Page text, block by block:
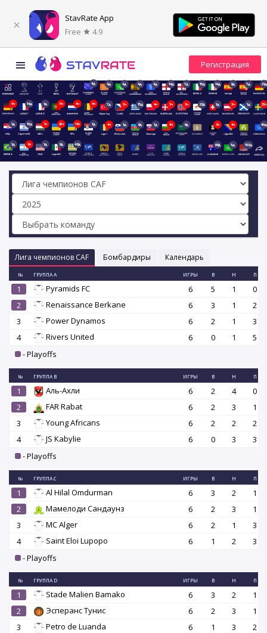
StavRate App
Free
4.9
4д 4д 4д 4д 4д 14д 7д 15д 14д 8д 7д 21д
4ч 14д 1д 5ч 4ч 4ч 7д 3ч 15д 4ч 3ч 3ч 22д 1д 3ч 1д 23ч
1д 15д 1ч 20ч 19ч 1д 4ч 1д 8д 1д 4ч 6д 9ч 4ч 40д
1д 8ч 1д 8д 48д 69д 5д 153д
Лига чемпионов CAF Бомбардиры Календарь
№ ГРУППА A ИГРЫ В Н П
1 Pyramids FC 6 5 1
0
2
Renaissance Berkane 6 3 1
2
3
Power Dynamos 6 2 1
3
4
Rivers United 6 0 1
5
- Playoffs
№ ГРУППА B ИГРЫ В Н П
1 Аль-Ахли 6 2 4
0
2
FAR Rabat 6 2 3
1
3
Young Africans 6 2 2
2
4
JS Kabylie 6 0 3
3
- Playoffs
№ ГРУППА C ИГРЫ В Н П
1 Al Hilal Omdurman 6 3 2
1
2
Мамелоди Сандаунз 6 2 3
1
3
MC Alger 6 2 1
3
4
Saint Eloi Lupopo 6 1 2
3
- Playoffs
№ ГРУППА D ИГРЫ В Н П
1 Stade Malien Bamako 6 3 2
1
2
Эсперанс Тунис 6 2 3
1
3
Petro de Luanda 6 1 3
2